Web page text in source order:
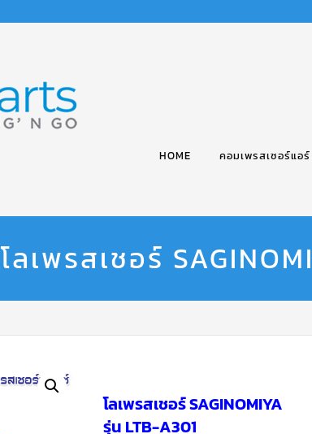
HOME คอมเพรสเซอร์แอร์
โลเพรสเชอร์
โลเพรสเชอร์ SAGINOMIYA
รุ่น LTB-A301